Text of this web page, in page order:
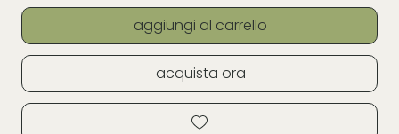
aggiungi al carrello
acquista ora